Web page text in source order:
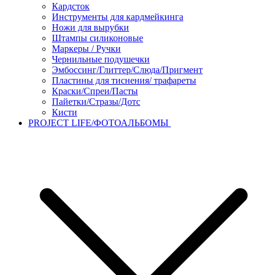
Кардсток
Инструменты для кардмейкинга
Ножи для вырубки
Штампы силиконовые
Маркеры / Ручки
Чернильные подушечки
Эмбоссинг/Глиттер/Слюда/Пригмент
Пластины для тиснения/ трафареты
Краски/Спреи/Пасты
Пайетки/Стразы/Дотс
Кисти
PROJECT LIFE/ФОТОАЛЬБОМЫ